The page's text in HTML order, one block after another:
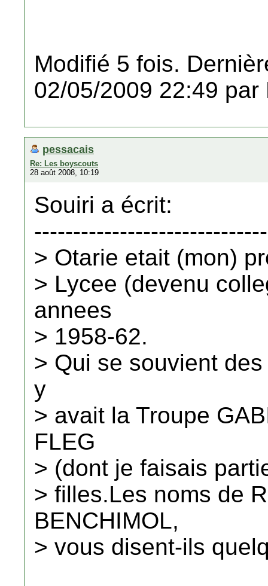
Modifié 5 fois.
02/05/2009 22:49 par
pessacais
Re: Les boyscouts
28 août 2008, 10:19
Souiri a écrit:
> Otarie etait (mon)
> Lycee (devenu
annees
> 1958-62.
> Qui se souvient
y
> avait la Troupe
FLEG
> (dont je faisais
> filles.Les noms de
BENCHIMOL,
> vous disent-ils